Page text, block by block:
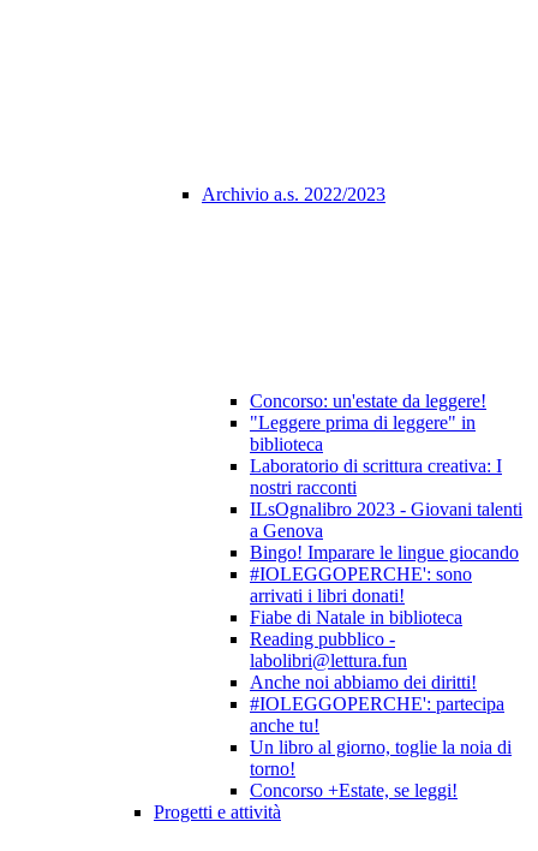
Archivio a.s. 2022/2023
Concorso: un'estate da leggere!
"Leggere prima di leggere" in
biblioteca
Laboratorio di scrittura creativa: I
nostri racconti
ILsOgnalibro 2023 - Giovani talenti
a Genova
Bingo! Imparare le lingue giocando
#IOLEGGOPERCHE': sono
arrivati i libri donati!
Fiabe di Natale in biblioteca
Reading pubblico -
labolibri@lettura.fun
Anche noi abbiamo dei diritti!
#IOLEGGOPERCHE': partecipa
anche tu!
Un libro al giorno, toglie la noia di
torno!
Concorso +Estate, se leggi!
Progetti e attività